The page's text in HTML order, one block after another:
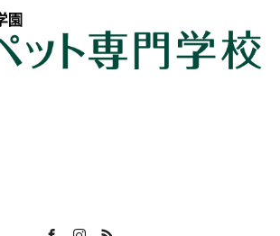
FacebookInstagram